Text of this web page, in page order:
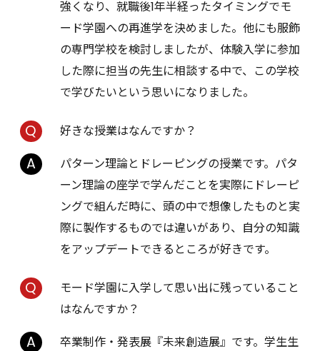
強くなり、就職後1年半経ったタイミングでモ
ード学園への再進学を決めました。他にも服飾
の専門学校を検討しましたが、体験入学に参加
した際に担当の先生に相談する中で、この学校
で学びたいという思いになりました。
好きな授業はなんですか？
パターン理論とドレーピングの授業です。パタ
ーン理論の座学で学んだことを実際にドレーピ
ングで組んだ時に、頭の中で想像したものと実
際に製作するものでは違いがあり、自分の知識
をアップデートできるところが好きです。
モード学園に入学して思い出に残っていること
はなんですか？
卒業制作・発表展『未来創造展』です。学生生